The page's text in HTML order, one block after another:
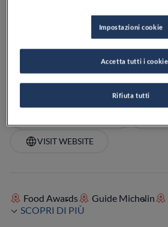
38035MoenaTNItalia
VISIT WEBSITE
Food Awards Guide Michelin
SCOPRI DI PIÙ
Impostazioni cookie
Rifiuta tutti
Accetta tutti i cookie